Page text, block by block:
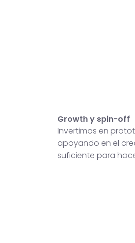
Growth y spin-off
Invertimos en
apoyando en el
suficiente para